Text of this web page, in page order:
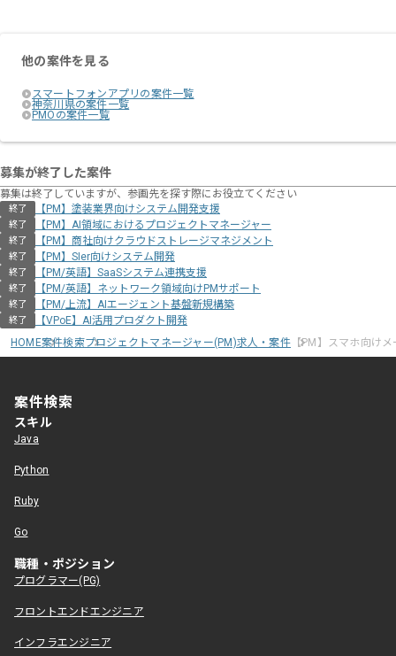
他の案件を見る
スマートフォンアプリの案件一覧
神奈川県の案件一覧
PMOの案件一覧
募集が終了した案件
募集は終了していますが、参画先を探す際にお役立てください
終了 【PM】塗装業界向けシステム開発支援
終了 【PM】AI領域におけるプロジェクトマネージャー
終了 【PM】商社向けクラウドストレージマネジメント
終了 【PM】SIer向けシステム開発
終了 【PM/英語】SaaSシステム連携支援
終了 【PM/英語】ネットワーク領域向けPMサポート
終了 【PM/上流】AIエージェント基盤新規構築
終了
【VPoE】AI活用プロダクト開発
HOME案件検索プロジェクトマネージャー(PM)求人・案件【PM】スマホ向け
案件検索
スキル
Java
Python
Ruby
Go
職種・ポジション
プログラマー(PG)
フロントエンドエンジニア
インフラエンジニア